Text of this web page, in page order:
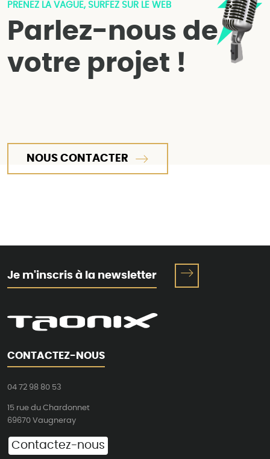
PRENEZ LA VAGUE, SURFEZ SUR LE WEB
Parlez-nous de
votre projet !
NOUS CONTACTER
Je m'inscris à la newsletter
CONTACTEZ-NOUS
04 72 98 80 53
15 rue du Chardonnet
69670 Vaugneray
Contactez-nous